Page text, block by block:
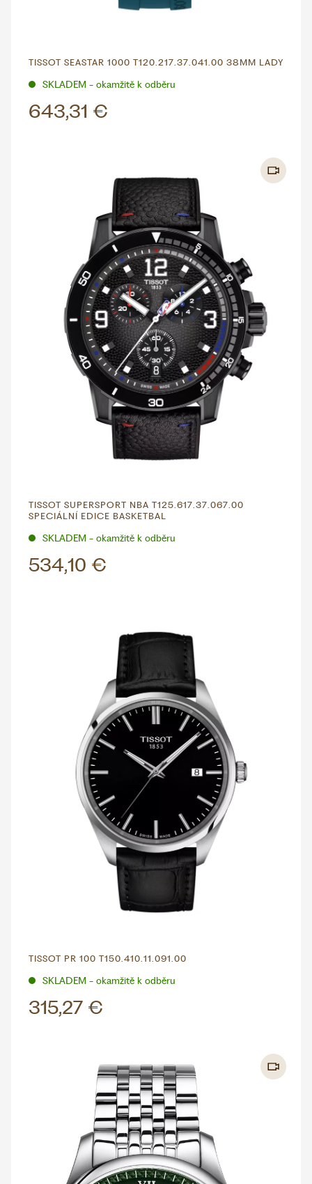
TISSOT SEASTAR 1000 T120.217.37.041.00 38MM LADY
SKLADEM - okamžitě k odběru
643,31 €
TISSOT SUPERSPORT NBA T125.617.37.067.00
SPECIÁLNÍ EDICE BASKETBAL
SKLADEM - okamžitě k odběru
534,10 €
TISSOT PR 100 T150.410.11.091.00
SKLADEM - okamžitě k odběru
315,27 €